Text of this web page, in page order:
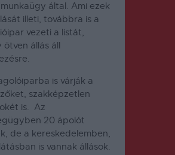
által. Ami ezek
illeti, továbbra is a
vezeti a listát,
ötven állás áll
is várják a
szakképzetlen
is. Az
20 ápolót
de a kereskedelemben,
is vannak állások.